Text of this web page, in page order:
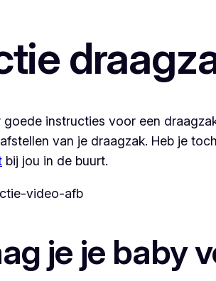
goede instructies voor een
van je draagzak. Heb je
bij jou in de buurt.
je je baby